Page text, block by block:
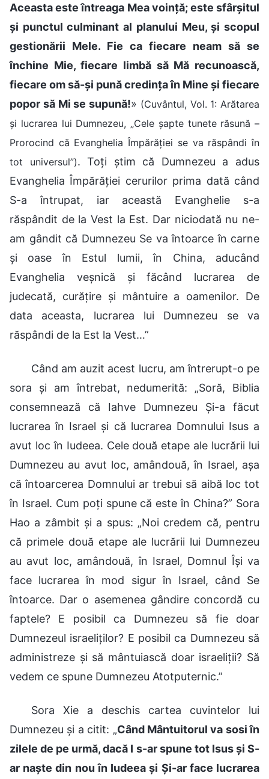
Aceasta este întreaga Mea voință; este sfârșitul
și punctul culminant al planului Meu, și scopul
gestionării Mele. Fie ca fiecare neam să se
închine Mie, fiecare limbă să Mă recunoască,
fiecare om să-și pună credința în Mine și fiecare
popor să Mi se supună!» (Cuvântul, Vol. 1: Arătarea
și lucrarea lui Dumnezeu, „Cele șapte tunete răsună –
Prorocind că Evanghelia Împărăției se va răspândi în
tot universul”). Toți știm că Dumnezeu a adus
Evanghelia Împărăției cerurilor prima dată când
S-a întrupat, iar această Evanghelie s-a
răspândit de la Vest la Est. Dar niciodată nu ne-
am gândit că Dumnezeu Se va întoarce în carne
și oase în Estul lumii, în China, aducând
Evanghelia veșnică și făcând lucrarea de
judecată, curățire și mântuire a oamenilor. De
data aceasta, lucrarea lui Dumnezeu se va
răspândi de la Est la Vest…”
Când am auzit acest lucru, am întrerupt-o pe
sora și am întrebat, nedumerită: „Soră, Biblia
consemnează că Iahve Dumnezeu Și-a făcut
lucrarea în Israel și că lucrarea Domnului Isus a
avut loc în Iudeea. Cele două etape ale lucrării lui
Dumnezeu au avut loc, amândouă, în Israel, așa
că întoarcerea Domnului ar trebui să aibă loc tot
în Israel. Cum poți spune că este în China?” Sora
Hao a zâmbit și a spus: „Noi credem că, pentru
că primele două etape ale lucrării lui Dumnezeu
au avut loc, amândouă, în Israel, Domnul Își va
face lucrarea în mod sigur în Israel, când Se
întoarce. Dar o asemenea gândire concordă cu
faptele? E posibil ca Dumnezeu să fie doar
Dumnezeul israeliților? E posibil ca Dumnezeu să
administreze și să mântuiască doar israeliții? Să
vedem ce spune Dumnezeu Atotputernic.”
Sora Xie a deschis cartea cuvintelor lui
Dumnezeu și a citit: „Când Mântuitorul va sosi în
zilele de pe urmă, dacă I s-ar spune tot Isus și S-
ar naște din nou în Iudeea și Și-ar face lucrarea